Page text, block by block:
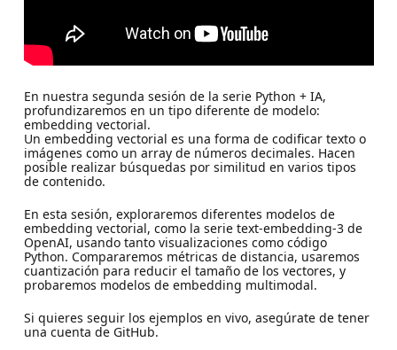
En nuestra segunda sesión de la serie Python + IA,
profundizaremos en un tipo diferente de modelo:
embedding vectorial.
Un embedding vectorial es una forma de codificar texto o
imágenes como un array de números decimales. Hacen
posible realizar búsquedas por similitud en varios tipos
de contenido.
En esta sesión, exploraremos diferentes modelos de
embedding vectorial, como la serie text-embedding-3 de
OpenAI, usando tanto visualizaciones como código
Python. Compararemos métricas de distancia, usaremos
cuantización para reducir el tamaño de los vectores, y
probaremos modelos de embedding multimodal.
Si quieres seguir los ejemplos en vivo, asegúrate de tener
una cuenta de GitHub.